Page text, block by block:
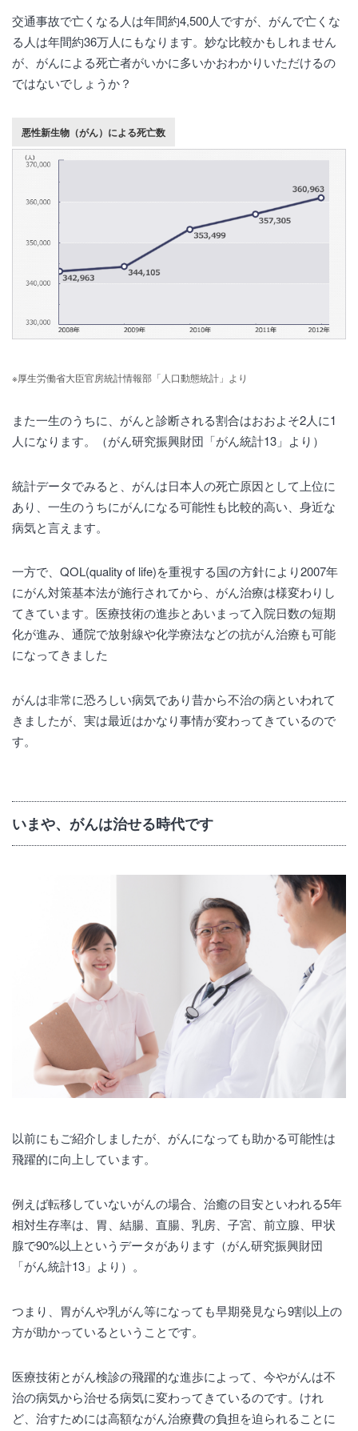
交通事故で亡くなる人は年間約4,500人ですが、がんで亡くな
る人は年間約36万人にもなります。妙な比較かもしれません
が、がんによる死亡者がいかに多いかおわかりいただけるの
ではないでしょうか？
悪性新生物（がん）による死亡数
※厚生労働省大臣官房統計情報部「人口動態統計」より
また一生のうちに、がんと診断される割合はおおよそ2人に1
人になります。（がん研究振興財団「がん統計13」より）
統計データでみると、がんは日本人の死亡原因として上位に
あり、一生のうちにがんになる可能性も比較的高い、身近な
病気と言えます。
一方で、QOL(quality of life)を重視する国の方針により2007年
にがん対策基本法が施行されてから、がん治療は様変わりし
てきています。医療技術の進歩とあいまって入院日数の短期
化が進み、通院で放射線や化学療法などの抗がん治療も可能
になってきました
がんは非常に恐ろしい病気であり昔から不治の病といわれて
きましたが、実は最近はかなり事情が変わってきているので
す。
いまや、がんは治せる時代です
以前にもご紹介しましたが、がんになっても助かる可能性は
飛躍的に向上しています。
例えば転移していないがんの場合、治癒の目安といわれる5年
相対生存率は、胃、結腸、直腸、乳房、子宮、前立腺、甲状
腺で90%以上というデータがあります（がん研究振興財団
「がん統計13」より）。
つまり、胃がんや乳がん等になっても早期発見なら9割以上の
方が助かっているということです。
医療技術とがん検診の飛躍的な進歩によって、今やがんは不
治の病気から治せる病気に変わってきているのです。けれ
ど、治すためには高額ながん治療費の負担を迫られることに